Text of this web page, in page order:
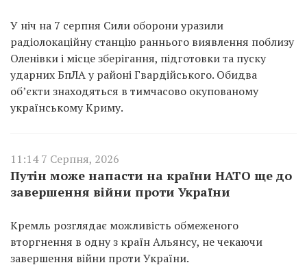
У ніч на 7 серпня Сили оборони уразили
радіолокаційну станцію раннього виявлення поблизу
Оленівки і місце зберігання, підготовки та пуску
ударних БпЛА у районі Гвардійського. Обидва
об’єкти знаходяться в тимчасово окупованому
українському Криму.
11:14 7 Серпня, 2026
Путін може напасти на країни НАТО ще до
завершення війни проти України
Кремль розглядає можливість обмеженого
вторгнення в одну з країн Альянсу, не чекаючи
завершення війни проти України.